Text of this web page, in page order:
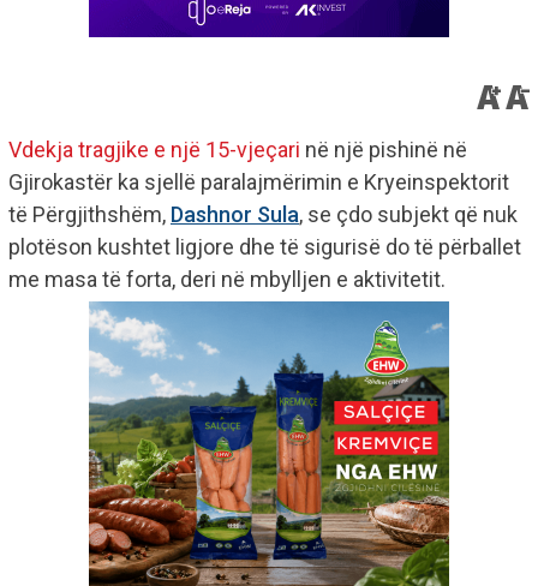
Vdekja tragjike e një 15-vjeçari në një pishinë në
Gjirokastër ka sjellë paralajmërimin e Kryeinspektorit
të Përgjithshëm, Dashnor Sula, se çdo subjekt që nuk
plotëson kushtet ligjore dhe të sigurisë do të përballet
me masa të forta, deri në mbylljen e aktivitetit.